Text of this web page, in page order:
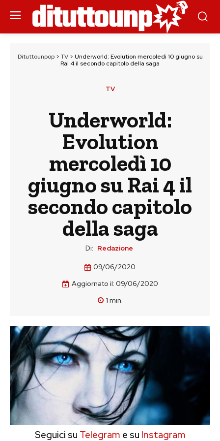
Dituttounpop> TV> Underworld: Evolution mercoledì 10 giugno su
Rai 4 il secondo capitolo della saga
TV
Underworld:
Evolution
mercoledì 10
giugno su Rai 4 il
secondo capitolo
della saga
Di: Redazione
09/06/2020
Aggiornato il: 09/06/2020
1 min.
Seguici su Telegram e su Instagram